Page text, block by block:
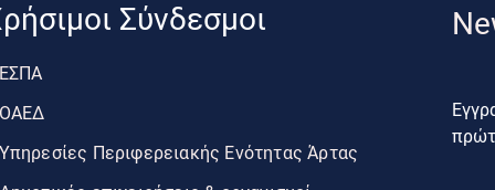
Σύνδεσμοι
Περιφερειακής Ενότητας Άρτας